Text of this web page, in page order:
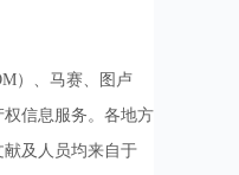
）、马赛、图卢
信息服务。各地方
及人员均来自于